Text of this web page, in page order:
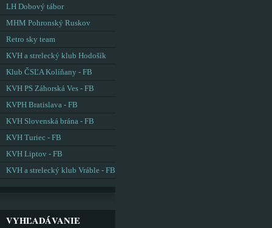
LH Dobový tábor
MHM Pohronský Ruskov
Retro sky team
KVH a strelecký klub Hodošík
Klub ČSĽA Kolíňany - FB
KVH PS Záhorská Ves - FB
KVPH Bratislava - FB
KVH Slovenská brána - FB
KVH Turiec - FB
KVH Liptov - FB
KVH a strelecký klub Vráble - FB
VYHĽADÁVANIE